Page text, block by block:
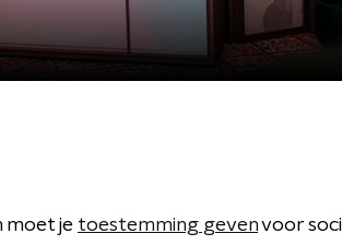
moet je toestemming gevenvoor